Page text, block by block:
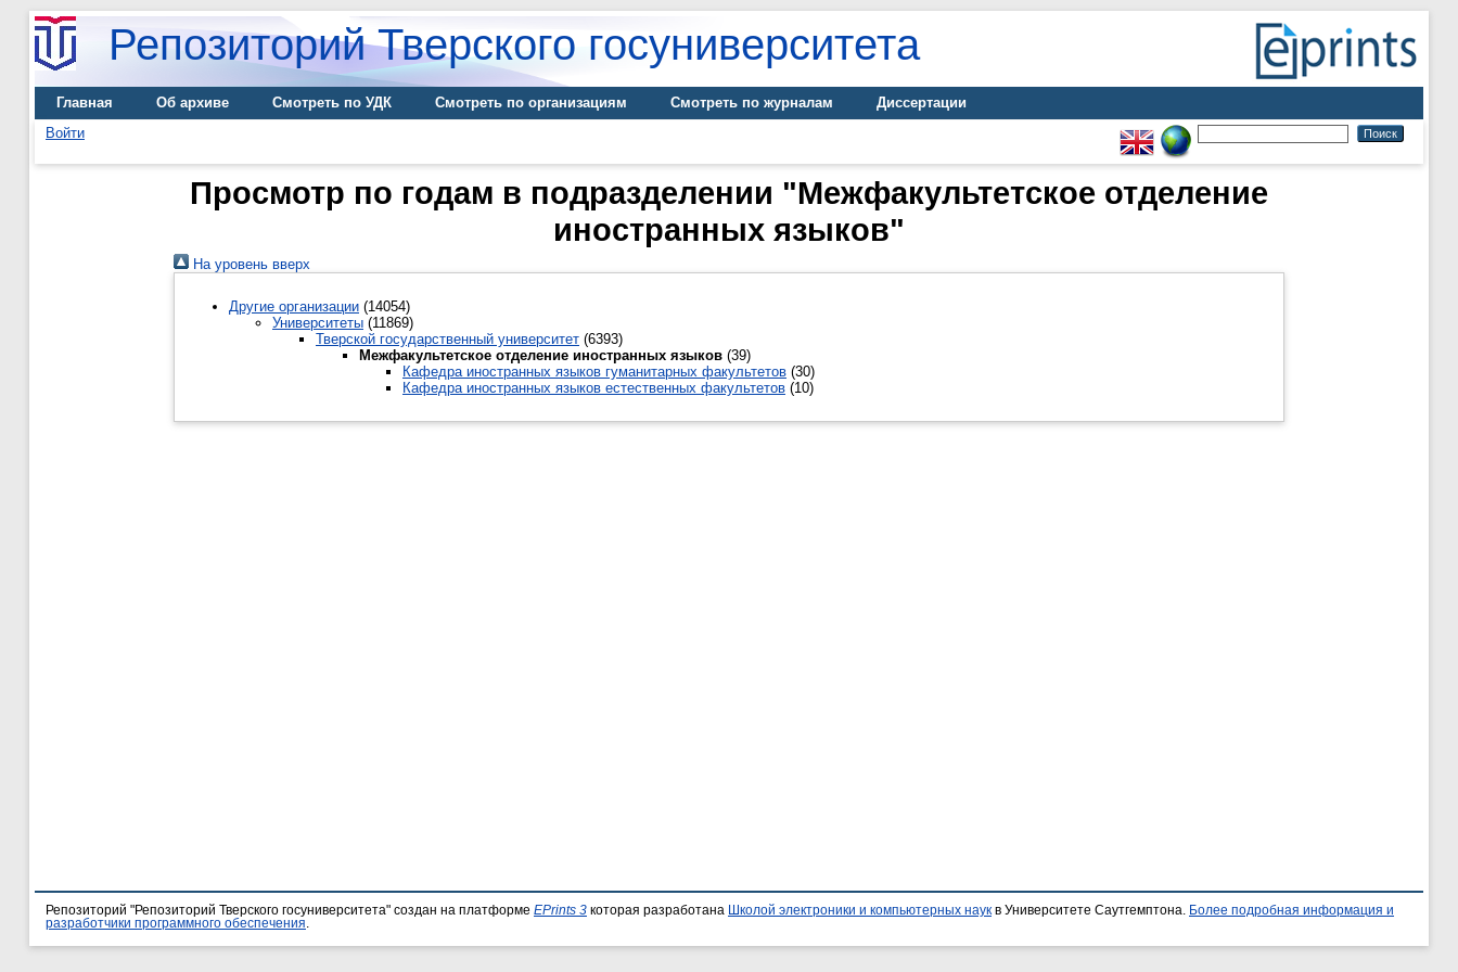
Репозиторий Тверского госуниверситета
Главная Об архиве Смотреть по УДК Смотреть по организациям Смотреть по журналам
Диссертации
Войти
Просмотр по годам в подразделении "Межфакультетское отделение
иностранных языков"
На уровень вверх
Другие организации (14054)
Университеты (11869)
Тверской государственный университет (6393)
Межфакультетское отделение иностранных языков (39)
Кафедра иностранных языков гуманитарных факультетов (30)
Кафедра иностранных языков естественных факультетов (10)
Репозиторий "Репозиторий Тверского госуниверситета" создан на платформе EPrints 3 которая разработана Школой электроники и компьютерных наук в Университете Саутгемптона.
Более подробная информация и
разработчики программного обеспечения